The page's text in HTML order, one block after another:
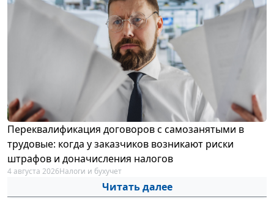
Переквалификация договоров с самозанятыми в
трудовые: когда у заказчиков возникают риски
штрафов и доначисления налогов
4 августа 2026Налоги и бухучет
Читать далее